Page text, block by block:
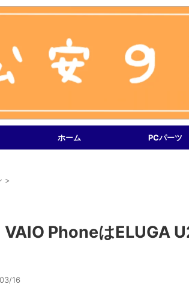
ホーム PCパーツ
>
VAIO PhoneはELUGA
16